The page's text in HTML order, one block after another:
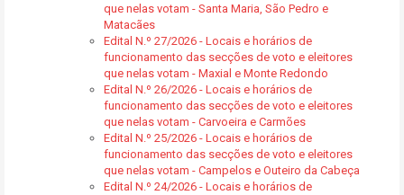
que nelas votam - Santa Maria, São Pedro e
Matacães
Edital N.º 27/2026 - Locais e horários de
funcionamento das secções de voto e eleitores
que nelas votam - Maxial e Monte Redondo
Edital N.º 26/2026 - Locais e horários de
funcionamento das secções de voto e eleitores
que nelas votam - Carvoeira e Carmões
Edital N.º 25/2026 - Locais e horários de
funcionamento das secções de voto e eleitores
que nelas votam - Campelos e Outeiro da Cabeça
Edital N.º 24/2026 - Locais e horários de